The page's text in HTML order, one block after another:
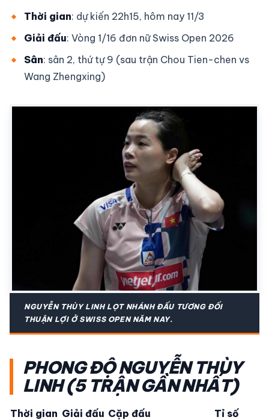
Thời gian: dự kiến 22h15, hôm nay 11/3
Giải đấu: Vòng 1/16 đơn nữ Swiss Open 2026
Sân: sân 2, thứ tự 9 (sau trận Chou Tien-chen vs
Wang Zhengxing)
NGUYỄN THÙY LINH LỌT NHÁNH ĐẤU TƯƠNG ĐỐI
THUẬN LỢI Ở SWISS OPEN NĂM NAY.
PHONG ĐỘ NGUYỄN THÙY
LINH (5 TRẬN GẦN NHẤT)
Thời gian Giải đấu Cặp đấu Tỉ số